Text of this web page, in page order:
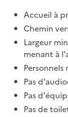
Accueil à
Chemin
Largeur
menant à
Pas
Pas
Pas de